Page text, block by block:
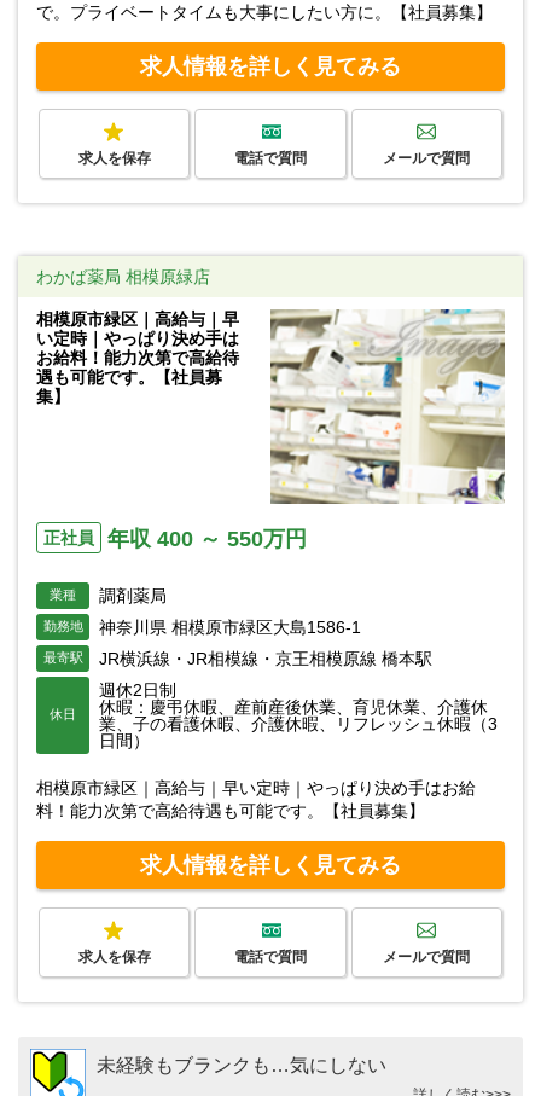
で。プライベートタイムも大事にしたい方に。【社員募集】
求人情報を詳しく見てみる
求人を保存 電話で質問 メールで質問
わかば薬局 相模原緑店
相模原市緑区｜高給与｜早
い定時｜やっぱり決め手は
お給料！能力次第で高給待
遇も可能です。【社員募
集】
正社員 年収 400 ～ 550万円
業種 調剤薬局
勤務地 神奈川県 相模原市緑区大島1586-1
最寄駅 JR横浜線・JR相模線・京王相模原線 橋本駅
休日
週休2日制
休暇：慶弔休暇、産前産後休業、育児休業、介護休
業、子の看護休暇、介護休暇、リフレッシュ休暇（3
日間）
相模原市緑区｜高給与｜早い定時｜やっぱり決め手はお給
料！能力次第で高給待遇も可能です。【社員募集】
求人情報を詳しく見てみる
求人を保存 電話で質問 メールで質問
未経験もブランクも…気にしない